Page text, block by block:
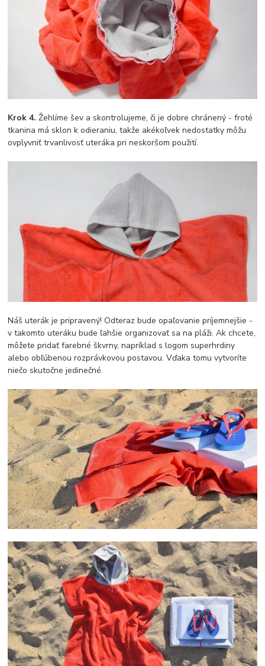
Krok 4.Žehlíme šev a skontrolujeme, či je dobre chránený - froté
tkanina má sklon k odieraniu, takže akékoľvek nedostatky môžu
ovplyvniť trvanlivosť uteráka pri neskoršom použití.
Náš uterák je pripravený! Odteraz bude opaľovanie príjemnejšie -
v takomto uteráku bude ľahšie organizovať sa na pláži. Ak chcete,
môžete pridať farebné škvrny, napríklad s logom superhrdiny
alebo obľúbenou rozprávkovou postavou. Vďaka tomu vytvoríte
niečo skutočne jedinečné.